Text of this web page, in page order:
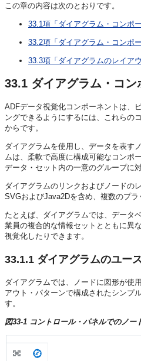
この章の内容は次のとおりです。
33.1項「ダイアグラム・コンポ
33.2項「ダイアグラム・コンポ
33.3項「ダイアグラムのレイア
33.1 ダイアグラム・コ
ADFデータ視覚化コンポーネントは、
ングできるようにするには、これらの
からです。
ダイアグラムを使用し、データを表す
ムは、柔軟で高度に構成可能なコンポ
データ・セット内の一意のグループに
ダイアグラムのリンクおよびノードの
SVGおよびJava2Dを含め、複数のプ
たとえば、ダイアグラムでは、データ
業員の複合的な情報セットとともに異
視覚化したりできます。
33.1.1 ダイアグラムのユー
ダイアグラムでは、ノードに図形が使
アウト・パターンで構成されたシンプ
す。
図33-1 コントロール・パネルでのノ